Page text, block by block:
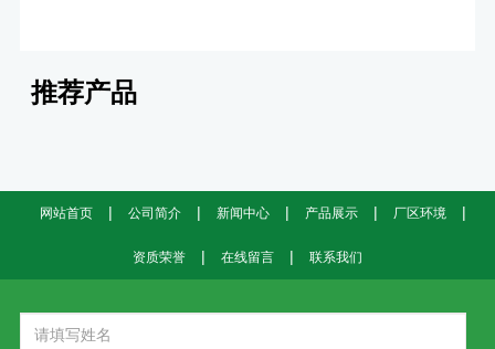
推荐产品
网站首页 | 公司简介 | 新闻中心 | 产品展示 | 厂区环境 |
资质荣誉 | 在线留言 | 联系我们